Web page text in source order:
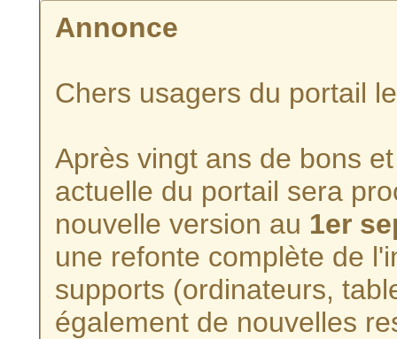
Annonce
Chers usagers du portail
Après vingt ans de bons
actuelle du portail sera
nouvelle version au 1er
une refonte complète de
supports (ordinateurs,
également de nouvelles